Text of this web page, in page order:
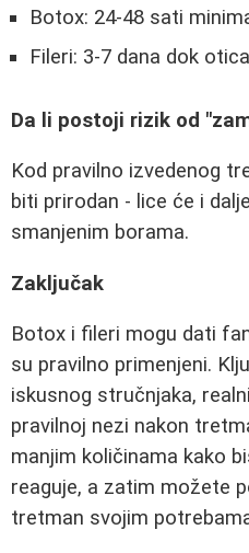
Botox: 24-48 sati
Fileri: 3-7 dana dok
Da li postoji rizik od
Kod pravilno izvedenog
biti prirodan - lice će i
smanjenim borama.
Zaključak
Botox i fileri mogu dati
su pravilno primenjeni.
iskusnog stručnjaka,
pravilnoj nezi nakon
manjim količinama kako
reaguje, a zatim možete
tretman svojim